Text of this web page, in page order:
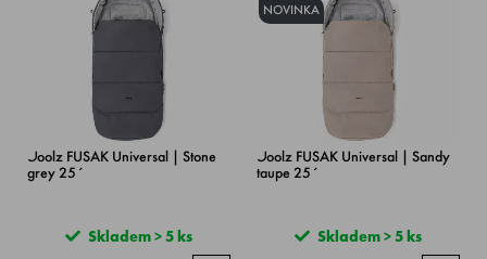
Joolz FUSAK Universal | Stone
grey 25´
Skladem > 5 ks
NOVINKA
Joolz FUSAK Universal | Sandy
taupe 25´
Skladem > 5 ks